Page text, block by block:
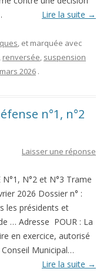
Lire la suite →
, et marquée avec
, renversée, suspension
2026 .
n°1, n°2
Laisser une réponse
N°1, N°2 et N°3 Trame
2026 Dossier n° :
les présidents et
… Adresse POUR : La
en exercice, autorisé
Municipal…
Lire la suite →